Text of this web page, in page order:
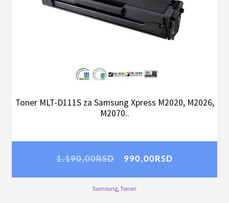
Toner MLT-D111S za Samsung Xpress M2020, M2026,
M2070..
1.190,00RSD
Originalna
je
990,00RSD
Samsung Toneri